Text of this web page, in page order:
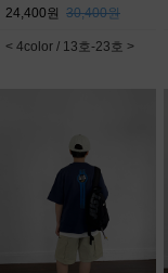
24,400원 30,400원
< 4color / 13호-23호 >